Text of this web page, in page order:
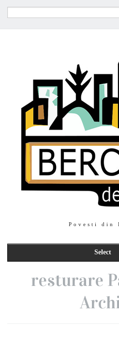
Povesti din
Select
resturare